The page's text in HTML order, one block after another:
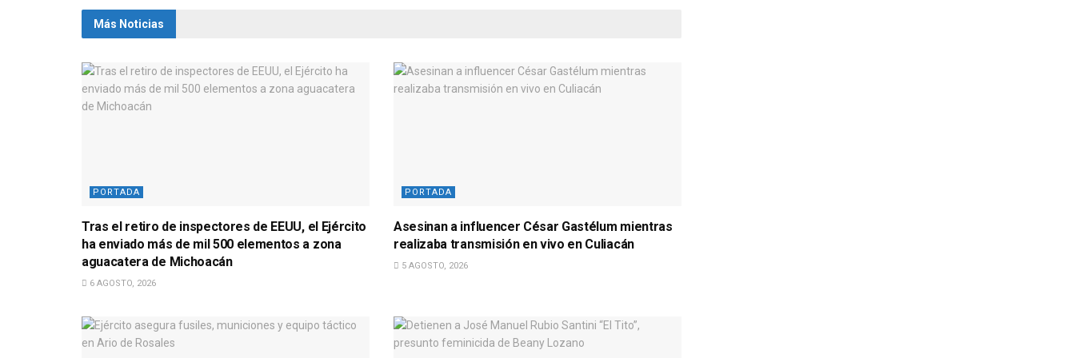
Más Noticias
PORTADA
Tras el retiro de inspectores de EEUU, el Ejército
ha enviado más de mil 500 elementos a zona
aguacatera de Michoacán
6 AGOSTO, 2026
PORTADA
Asesinan a influencer César Gastélum mientras
realizaba transmisión en vivo en Culiacán
5 AGOSTO, 2026